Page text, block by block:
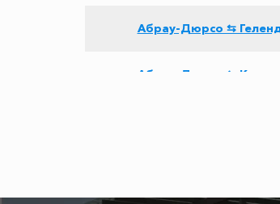
Абрау-Дюрсо ⇆
Абрау-Дюрсо ⇆ Канака